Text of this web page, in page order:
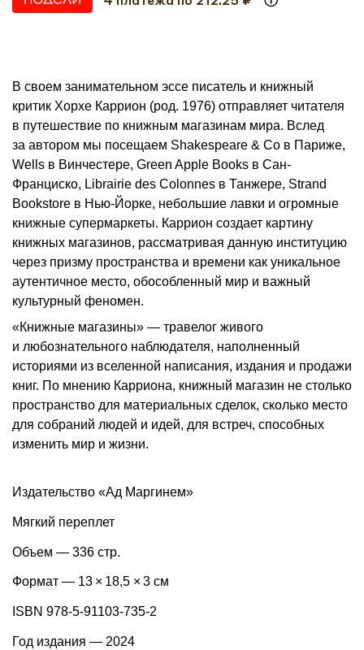
В своем занимательном эссе писатель и книжный
критик Хорхе Каррион (род. 1976) отправляет читателя
в путешествие по книжным магазинам мира. Вслед
за автором мы посещаем Shakespeare & Co в Париже,
Wells в Винчестере, Green Apple Books в Сан-
Франциско, Librairie des Colonnes в Танжере, Strand
Bookstore в Нью-Йорке, небольшие лавки и огромные
книжные супермаркеты. Каррион создает картину
книжных магазинов, рассматривая данную институцию
через призму пространства и времени как уникальное
аутентичное место, обособленный мир и важный
культурный феномен.
«Книжные магазины» — травелог живого
и любознательного наблюдателя, наполненный
историями из вселенной написания, издания и продажи
книг. По мнению Карриона, книжный магазин не столько
пространство для материальных сделок, сколько место
для собраний людей и идей, для встреч, способных
изменить мир и жизни.
Издательство «Ад Маргинем»
Мягкий переплет
Объем — 336 стр.
Формат — 13 × 18,5 × 3 см
ISBN 978-5-91103-735-2
Год издания — 2024